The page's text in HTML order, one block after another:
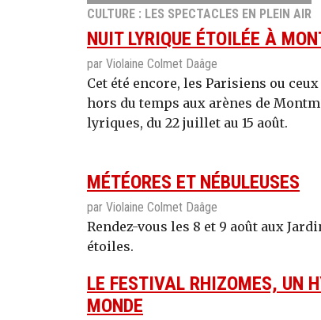
CULTURE : LES SPECTACLES EN PLEIN AIR
NUIT LYRIQUE ÉTOILÉE À
par Violaine Colmet Daâge
Cet été encore, les Parisiens ou
hors du temps aux arènes de
lyriques, du 22 juillet au 15 août.
MÉTÉORES ET NÉBULEUSES
par Violaine Colmet Daâge
Rendez-vous les 8 et 9 août aux
étoiles.
LE FESTIVAL RHIZOMES, UN
MONDE